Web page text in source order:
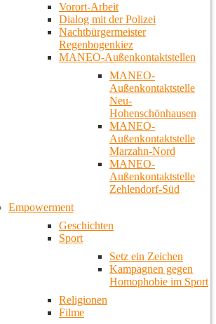
Vorort-Arbeit
Dialog mit der Polizei
Nachtbürgermeister
Regenbogenkiez
MANEO-Außenkontaktstellen
MANEO-
Außenkontaktstelle
Neu-
Hohenschönhausen
MANEO-
Außenkontaktstelle
Marzahn-Nord
MANEO-
Außenkontaktstelle
Zehlendorf-Süd
Empowerment
Geschichten
Sport
Setz ein Zeichen
Kampagnen gegen
Homophobie im Sport
Religionen
Filme